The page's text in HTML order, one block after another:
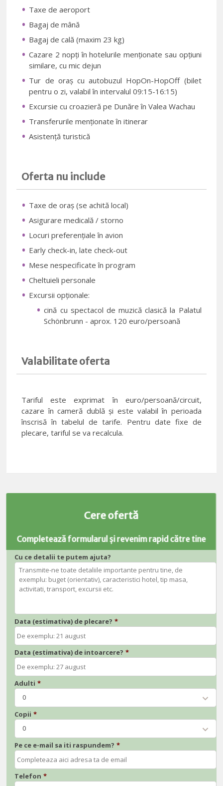
Taxe de aeroport
Bagaj de mână
Bagaj de cală (maxim 23 kg)
Cazare 2 nopți în hotelurile menționate sau opțiuni
similare, cu mic dejun
Tur de oraș cu autobuzul HopOn-HopOff (bilet
pentru o zi, valabil în intervalul 09:15-16:15)
Excursie cu croazieră pe Dunăre în Valea Wachau
Transferurile menționate în itinerar
Asistență turistică
Oferta nu include
Taxe de oraș (se achită local)
Asigurare medicală / storno
Locuri preferențiale în avion
Early check-in, late check-out
Mese nespecificate în program
Cheltuieli personale
Excursii opționale:
cină cu spectacol de muzică clasică la Palatul
Schönbrunn - aprox. 120 euro/persoană
Valabilitate oferta
Tariful este exprimat în euro/persoană/circuit,
cazare în cameră dublă și este valabil în perioada
înscrisă în tabelul de tarife. Pentru date fixe de
plecare, tariful se va recalcula.
Cere ofertă
Completează formularul și revenim rapid către tine
Cu ce detalii te putem ajuta?
Data (estimativa) de plecare? *
Data (estimativa) de intoarcere? *
Adulti *
0
Copii *
0
Pe ce e-mail sa iti raspundem? *
Telefon *